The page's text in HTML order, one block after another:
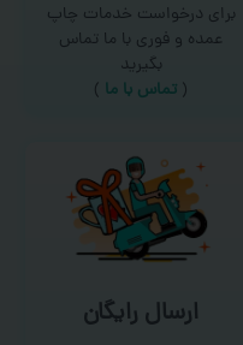
برای درخواست خدمات چاپ
عمده و فوری با ما تماس
بگیرید
( تماس با ما )
ارسال رایگان